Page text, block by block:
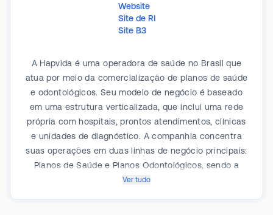
Website
Site de RI
Site B3
A Hapvida é uma operadora de saúde no Brasil que
atua por meio da comercialização de planos de saúde
e odontológicos. Seu modelo de negócio é baseado
em uma estrutura verticalizada, que inclui uma rede
própria com hospitais, prontos atendimentos, clínicas
e unidades de diagnóstico. A companhia concentra
suas operações em duas linhas de negócio principais:
Planos de Saúde e Planos Odontológicos, sendo a
primeira a mais relevante em termos de receita. Os
Ver tudo